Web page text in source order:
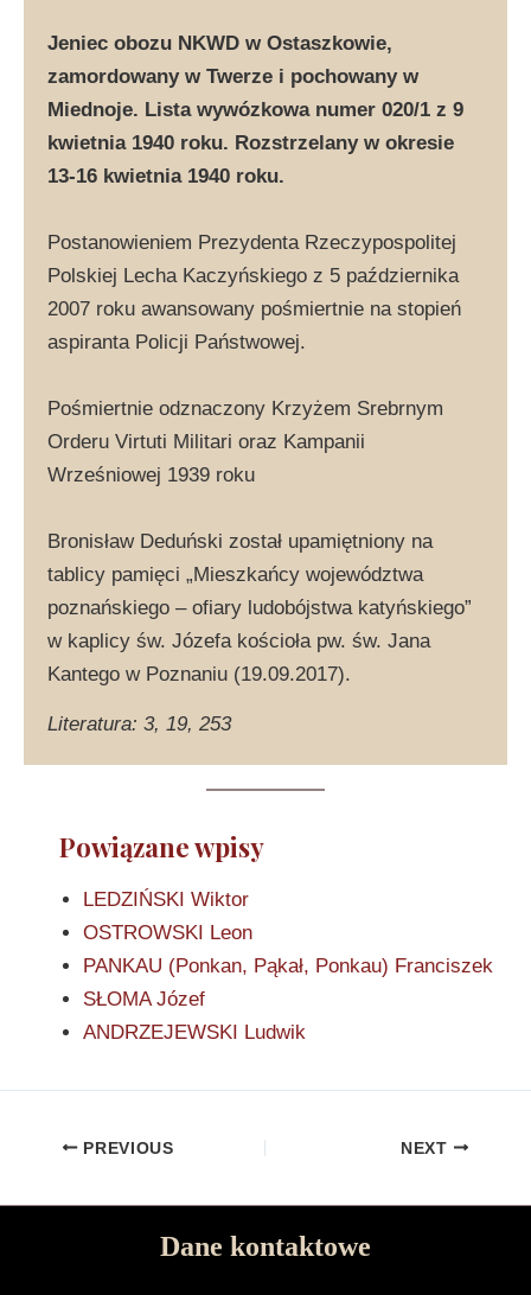
Jeniec obozu NKWD w Ostaszkowie,
zamordowany w Twerze i pochowany w
Miednoje. Lista wywózkowa numer 020/1 z 9
kwietnia 1940 roku. Rozstrzelany w okresie
13-16 kwietnia 1940 roku.
Postanowieniem Prezydenta Rzeczypospolitej
Polskiej Lecha Kaczyńskiego z 5 października
2007 roku awansowany pośmiertnie na stopień
aspiranta Policji Państwowej.
Pośmiertnie odznaczony Krzyżem Srebrnym
Orderu Virtuti Militari oraz Kampanii
Wrześniowej 1939 roku
Bronisław Deduński został upamiętniony na
tablicy pamięci „Mieszkańcy województwa
poznańskiego – ofiary ludobójstwa katyńskiego”
w kaplicy św. Józefa kościoła pw. św. Jana
Kantego w Poznaniu (19.09.2017).
Literatura: 3, 19, 253
Powiązane wpisy
LEDZIŃSKI Wiktor
OSTROWSKI Leon
PANKAU (Ponkan, Pąkał, Ponkau) Franciszek
SŁOMA Józef
ANDRZEJEWSKI Ludwik
PREVIOUS NEXT
Dane kontaktowe